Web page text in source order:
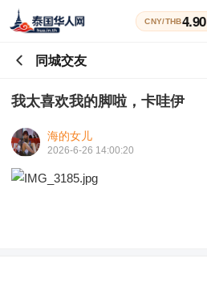
CNY/THB4.90
同城交友
我太喜欢我的脚啦，卡哇伊
海的女儿
2026-6-26 14:00:20